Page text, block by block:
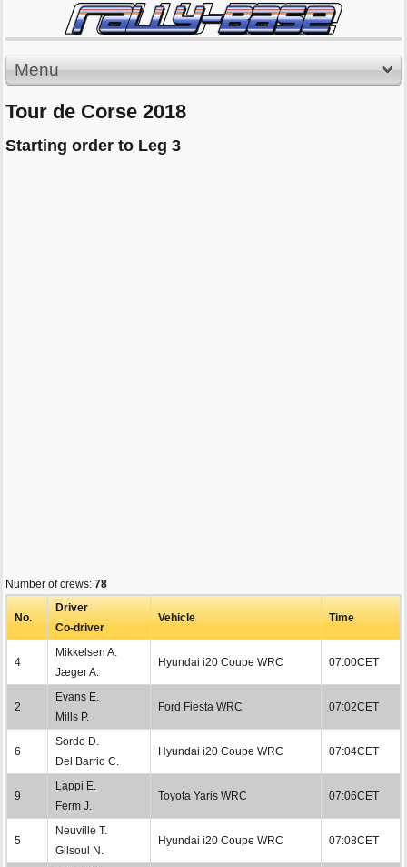
Menu
Tour de Corse 2018
Starting order to Leg 3
Number of crews: 78
No.
Driver
Co-driver
Vehicle Time
4
Mikkelsen A.
Jæger A.
Hyundai i20 Coupe WRC 07:00CET
2
Evans E.
Mills P.
Ford Fiesta WRC 07:02CET
6
Sordo D.
Del Barrio C.
Hyundai i20 Coupe WRC 07:04CET
9
Lappi E.
Ferm J.
Toyota Yaris WRC 07:06CET
5
Neuville T.
Gilsoul N.
Hyundai i20 Coupe WRC 07:08CET